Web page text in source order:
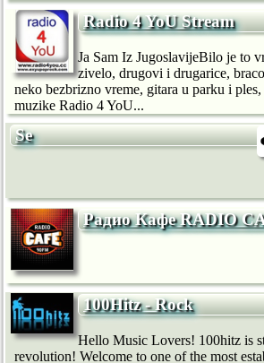
Radio 4 YoU Stream
Ja Sam Iz JugoslavijeBilo je to
zivelo, drugovi i drugarice,
neko bezbrizno vreme, gitara u parku i ples,
muzike Radio 4 YoU...
Se
Радио Кафе RADIO
100Hitz - Rock
Hello Music Lovers! 100hitz is
revolution! Welcome to one of the most